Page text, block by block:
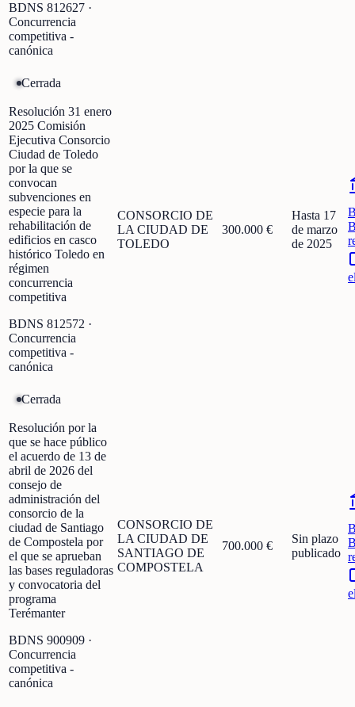
BDNS 812627 ·
Concurrencia
competitiva -
canónica
Cerrada
Resolución 31 enero
2025 Comisión
Ejecutiva Consorcio
Ciudad de Toledo
por la que se
convocan
subvenciones en
especie para la
rehabilitación de
edificios en casco
histórico Toledo en
régimen
concurrencia
competitiva
BDNS 812572 ·
Concurrencia
competitiva -
canónica
CONSORCIO DE
LA CIUDAD DE
TOLEDO
300.000 €
Hasta 17
de marzo
de 2025
Cerrada
Resolución por la
que se hace público
el acuerdo de 13 de
abril de 2026 del
consejo de
administración del
consorcio de la
ciudad de Santiago
de Compostela por
el que se aprueban
las bases reguladoras
y convocatoria del
programa
Terémanter
BDNS 900909 ·
Concurrencia
competitiva -
canónica
CONSORCIO DE
LA CIUDAD DE
SANTIAGO DE
COMPOSTELA
700.000 €
Sin plazo
publicado